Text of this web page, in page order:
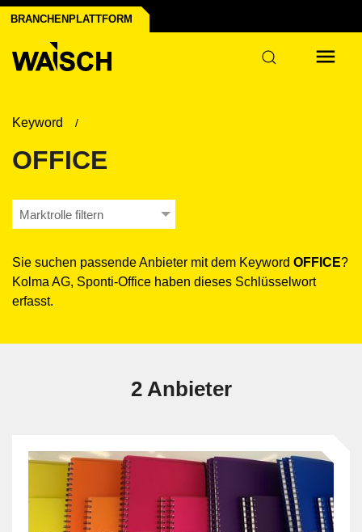
BRANCHENPLATTFORM
Keyword
OFFICE
Marktrolle filtern
Sie suchen passende Anbieter mit dem Keyword OFFICE?
Kolma AG, Sponti-Office haben dieses Schlüsselwort
erfasst.
2 Anbieter